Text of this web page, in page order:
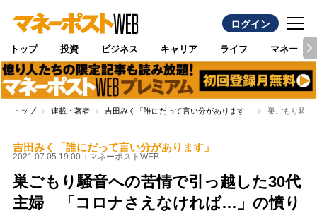
ログイン
トップ 投資 ビジネス キャリア ライフ マネー
トップ 連載・著者 吉田みく「誰にだって言い分があります」 巣ごもり騒
吉田みく「誰にだって言い分があります」
2021.07.05 19:00 マネーポストWEB
巣ごもり騒音への苦情で引っ越した30代
主婦 「コロナさえなければ…」の憤り